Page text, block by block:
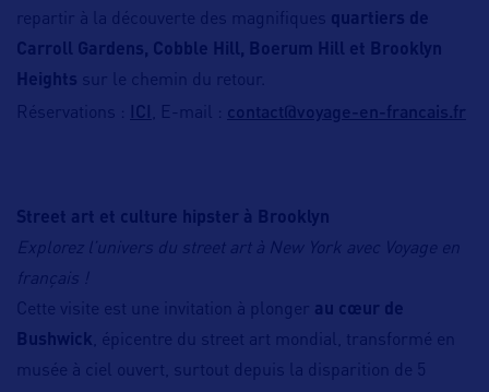
repartir à la découverte des magnifiques quartiers de
Carroll Gardens, Cobble Hill, Boerum Hill et Brooklyn
Heights sur le chemin du retour.
Réservations : ICI , E-mail : contact@voyage-en-francais.fr
Street art et culture hipster à Brooklyn
Explorez l’univers du street art à New York avec Voyage en
français !
Cette visite est une invitation à plonger au cœur de
Bushwick , épicentre du street art mondial, transformé en
musée à ciel ouvert, surtout depuis la disparition de 5